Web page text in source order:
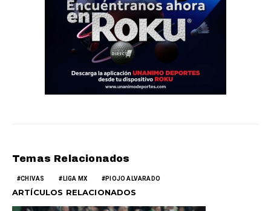
Temas Relacionados
CHIVAS LIGA MX PIOJO ALVARADO
ARTÍCULOS RELACIONADOS